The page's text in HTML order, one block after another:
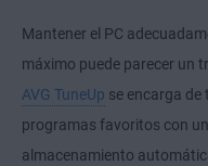
Mantener el PC
máximo puede parecer un
AVG TuneUp se encarga
programas favoritos con
almacenamiento